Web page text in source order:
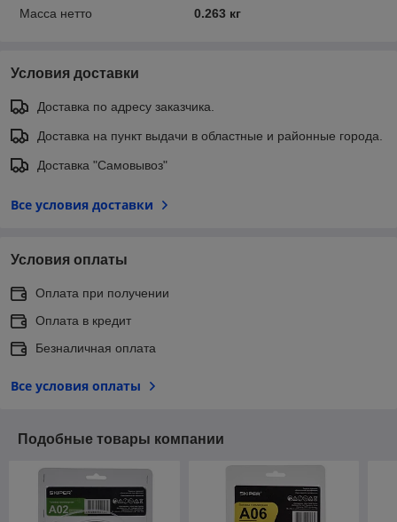
Масса нетто 0.263 кг
Условия доставки
Доставка по адресу заказчика.
Доставка на пункт выдачи в областные и районные города.
Доставка "Самовывоз"
Все условия доставки
Условия оплаты
Оплата при получении
Оплата в кредит
Безналичная оплата
Все условия оплаты
Подобные товары компании